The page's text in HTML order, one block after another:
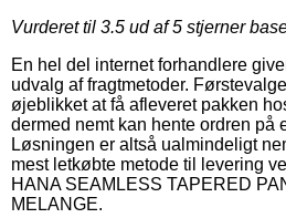
Vurderet til 3.5 ud af 5 stjerner
En hel del internet forhandlere
udvalg af fragtmetoder.
øjeblikket at få afleveret pakken
dermed nemt kan hente ordren på
Løsningen er altså ualmindeligt
mest letkøbte metode til levering
HANA SEAMLESS TAPERED
MELANGE.